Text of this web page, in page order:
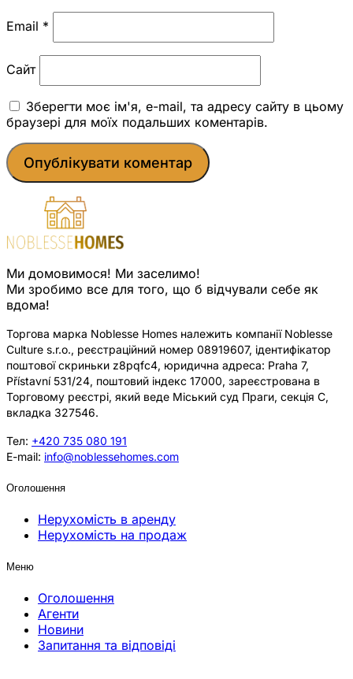
Email *
Сайт
Зберегти моє ім'я, e-mail, та адресу сайту в цьому
браузері для моїх подальших коментарів.
Ми домовимося! Ми заселимо!
Ми зробимо все для того, що б відчували себе як
вдома!
Торгова марка Noblesse Homes належить компанії Noblesse
Culture s.r.o., реєстраційний номер 08919607, ідентифікатор
поштової скриньки z8pqfc4, юридична адреса: Praha 7,
Přístavní 531/24, поштовий індекс 17000, зареєстрована в
Торговому реєстрі, який веде Міський суд Праги, секція C,
вкладка 327546.
Тел: +420 735 080 191
E-mail: info@noblessehomes.com
Оголошення
Нерухомість в аренду
Нерухомість на продаж
Меню
Оголошення
Агенти
Новини
Запитання та відповіді